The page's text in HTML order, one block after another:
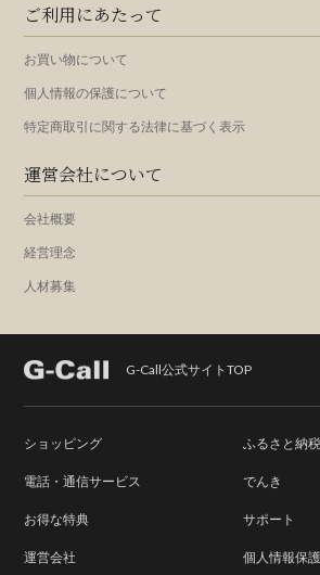
ご利用にあたって
お買い物について
個人情報の保護について
特定商取引に関する法律に基づく表示
運営会社について
会社概要
経営理念
人材募集
G-Call公式サイトTOP
ショッピング ふるさと納税
電話・通信サービス でんき
お得な特典 サポート
運営会社 個人情報保